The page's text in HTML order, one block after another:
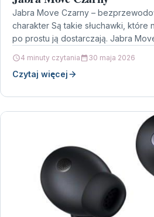
Jabra Move Czarny –
charakter Są takie słuchawki, które
po prostu ją dostarczają. Jabra
4 minuty czytania 30 maja 2026
Czytaj więcej